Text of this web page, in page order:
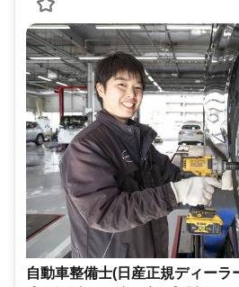
自動車整備士(日産正規ディーラ